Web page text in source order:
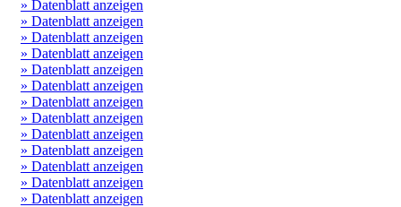
» Datenblatt anzeigen
» Datenblatt anzeigen
» Datenblatt anzeigen
» Datenblatt anzeigen
» Datenblatt anzeigen
» Datenblatt anzeigen
» Datenblatt anzeigen
» Datenblatt anzeigen
» Datenblatt anzeigen
» Datenblatt anzeigen
» Datenblatt anzeigen
» Datenblatt anzeigen
» Datenblatt anzeigen